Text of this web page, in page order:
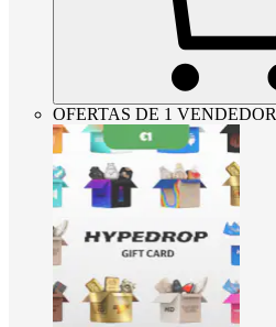
OFERTAS DE 1 VENDEDOR